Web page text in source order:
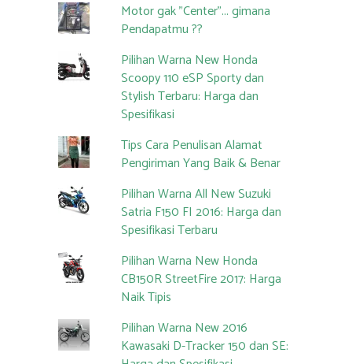
Motor gak "Center"... gimana
Pendapatmu ??
Pilihan Warna New Honda
Scoopy 110 eSP Sporty dan
Stylish Terbaru: Harga dan
Spesifikasi
Tips Cara Penulisan Alamat
Pengiriman Yang Baik & Benar
Pilihan Warna All New Suzuki
Satria F150 FI 2016: Harga dan
Spesifikasi Terbaru
Pilihan Warna New Honda
CB150R StreetFire 2017: Harga
Naik Tipis
Pilihan Warna New 2016
Kawasaki D-Tracker 150 dan SE: